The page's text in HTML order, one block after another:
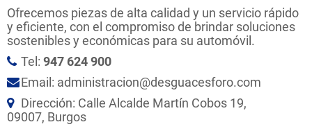
Ofrecemos piezas de alta calidad y un servicio rápido
y eficiente, con el compromiso de brindar soluciones
sostenibles y económicas para su automóvil.
Tel: 947 624 900
Email: administracion@desguacesforo.com
Dirección: Calle Alcalde Martín Cobos 19,
09007, Burgos